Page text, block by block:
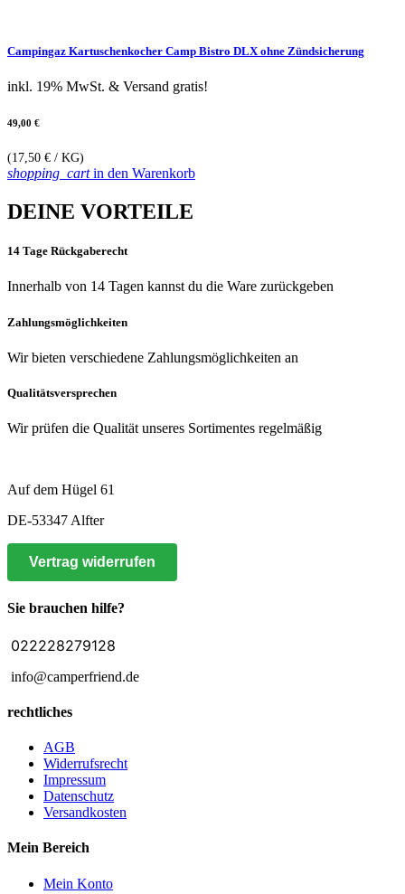
Campingaz Kartuschenkocher Camp Bistro DLX ohne Zündsicherung
inkl. 19% MwSt. & Versand gratis!
49,00 €
(17,50 € / KG)
shopping_cartin den Warenkorb
DEINE VORTEILE
14 Tage Rückgaberecht
Innerhalb von 14 Tagen kannst du die Ware zurückgeben
Zahlungsmöglichkeiten
Wir bieten verschiedene Zahlungsmöglichkeiten an
Qualitätsversprechen
Wir prüfen die Qualität unseres Sortimentes regelmäßig
Auf dem Hügel 61
DE-53347 Alfter
Vertrag widerrufen
Sie brauchen hilfe?
022228279128
info@camperfriend.de
rechtliches
AGB
Widerrufsrecht
Impressum
Datenschutz
Versandkosten
Mein Bereich
Mein Konto